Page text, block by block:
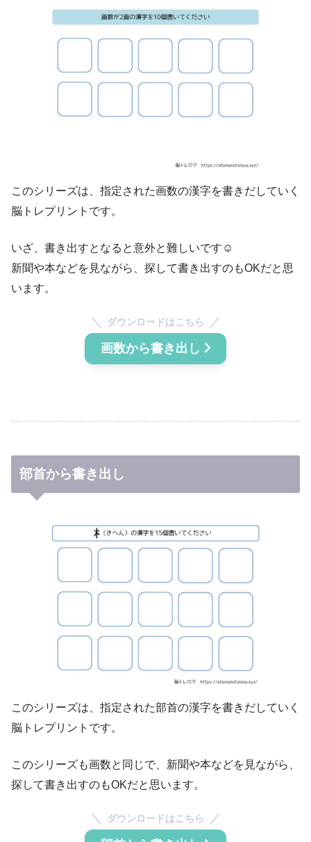
このシリーズは、指定された画数の漢字を書きだしていく
脳トレプリントです。
いざ、書き出すとなると意外と難しいです☺
新聞や本などを見ながら、探して書き出すのもOKだと思
います。
ダウンロードはこちら
画数から書き出し
部首から書き出し
このシリーズは、指定された部首の漢字を書きだしていく
脳トレプリントです。
このシリーズも画数と同じで、新聞や本などを見ながら、
探して書き出すのもOKだと思います。
ダウンロードはこちら